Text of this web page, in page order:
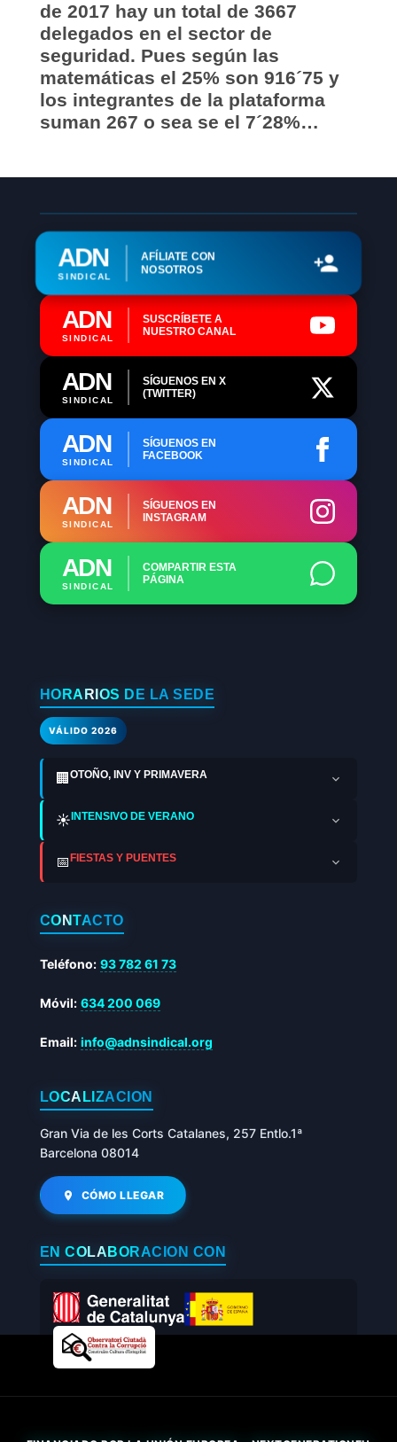
de 2017 hay un total de 3667
delegados en el sector de
seguridad. Pues según las
matemáticas el 25% son 916´75 y
los integrantes de la plataforma
suman 267 o sea se el 7´28%…
ADN
SINDICAL
AFÍLIATE CON
NOSOTROS
ADN
SINDICAL
SUSCRÍBETE A
NUESTRO CANAL
ADN
SINDICAL
SÍGUENOS EN X
(TWITTER)
ADN
SINDICAL
SÍGUENOS EN
FACEBOOK
ADN
SINDICAL
SÍGUENOS EN
INSTAGRAM
ADN
SINDICAL
COMPARTIR ESTA
PÁGINA
HORARIOS DE LA SEDE
VÁLIDO 2026
🏢 OTOÑO, INV Y PRIMAVERA
☀️INTENSIVO DE VERANO
📅FIESTAS Y PUENTES
CONTACTO
Teléfono: 93 782 61 73
Móvil: 634 200 069
Email: info@adnsindical.org
LOCALIZACIÓN
Gran Via de les Corts Catalanes, 257 Entlo.1ª
Barcelona 08014
CÓMO LLEGAR
EN COLABORACIÓN CON